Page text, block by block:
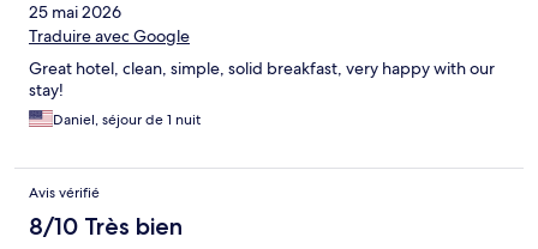
25 mai 2026
Traduire avec Google
Great hotel, clean, simple, solid breakfast, very happy with our
stay!
Daniel, séjour de 1 nuit
Avis vérifié
8/10 Très bien